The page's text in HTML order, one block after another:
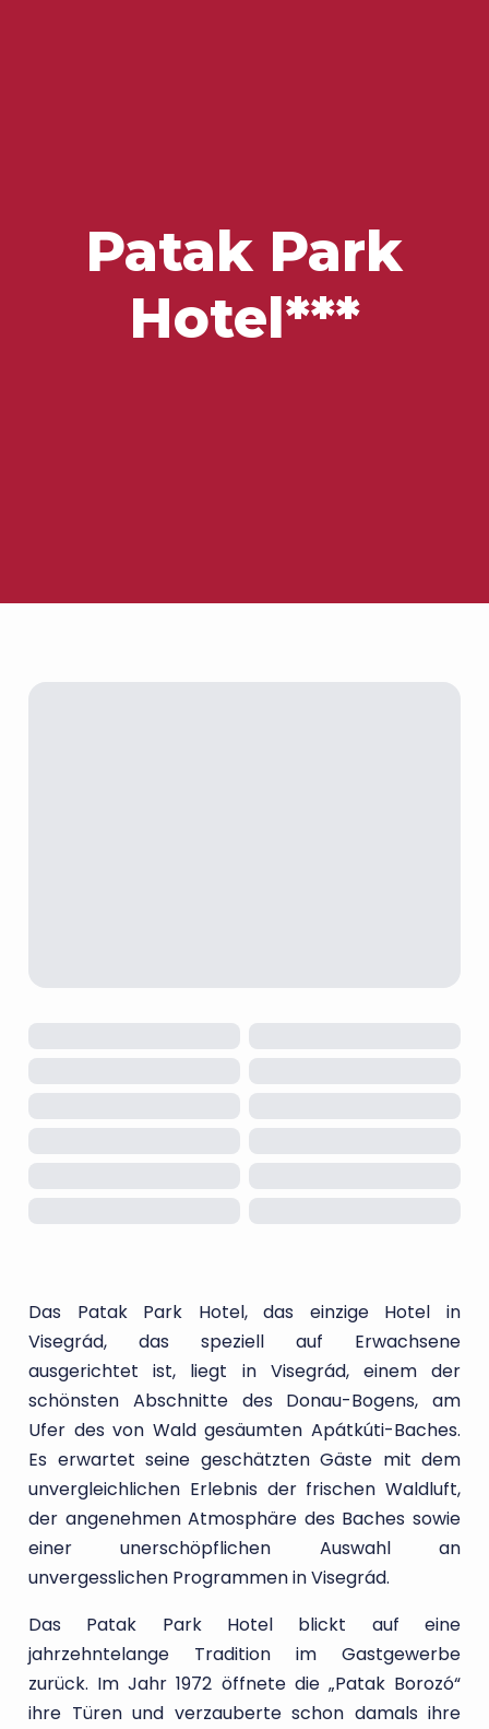
Patak Park
Hotel***
Das Patak Park Hotel, das einzige Hotel in
Visegrád, das speziell auf Erwachsene
ausgerichtet ist, liegt in Visegrád, einem der
schönsten Abschnitte des Donau-Bogens, am
Ufer des von Wald gesäumten Apátkúti-Baches.
Es erwartet seine geschätzten Gäste mit dem
unvergleichlichen Erlebnis der frischen Waldluft,
der angenehmen Atmosphäre des Baches sowie
einer unerschöpflichen Auswahl an
unvergesslichen Programmen in Visegrád.
Das Patak Park Hotel blickt auf eine
jahrzehntelange Tradition im Gastgewerbe
zurück. Im Jahr 1972 öffnete die „Patak Borozó“
ihre Türen und verzauberte schon damals ihre